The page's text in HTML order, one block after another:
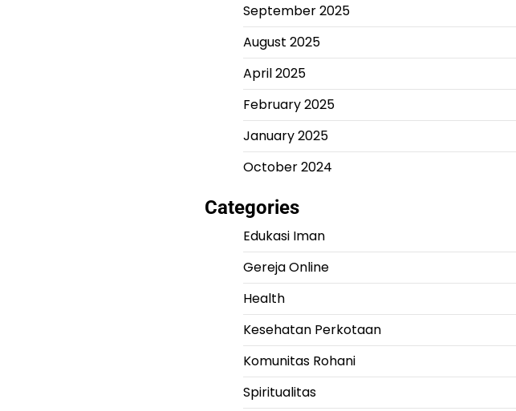
September 2025
August 2025
April 2025
February 2025
January 2025
October 2024
Categories
Edukasi Iman
Gereja Online
Health
Kesehatan Perkotaan
Komunitas Rohani
Spiritualitas